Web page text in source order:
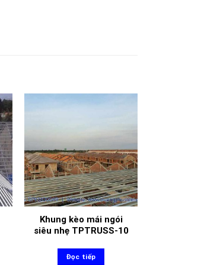
Khung kèo mái ngói
siêu nhẹ TPTRUSS-10
Đọc tiếp